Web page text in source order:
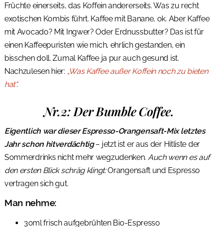
Früchte einerseits, das Koffein andererseits. Was zu recht
exotischen Kombis führt. Kaffee mit Banane, ok. Aber Kaffee
mit Avocado? Mit Ingwer? Oder Erdnussbutter? Das ist für
einen Kaffeepuristen wie mich, ehrlich gestanden, ein
bisschen doll. Zumal Kaffee ja pur auch gesund ist.
Nachzulesen hier: „Was Kaffee außer Koffein noch zu bieten
hat“.
Nr.2: Der Bumble Coffee.
Eigentlich war dieser Espresso-Orangensaft-Mix letztes
Jahr schon hitverdächtig – jetzt ist er aus der Hitliste der
Sommerdrinks nicht mehr wegzudenken. Auch wenn es auf
den ersten Blick schräg klingt:Orangensaft und Espresso
vertragen sich gut.
Man nehme:
30ml frisch aufgebrühten Bio-Espresso